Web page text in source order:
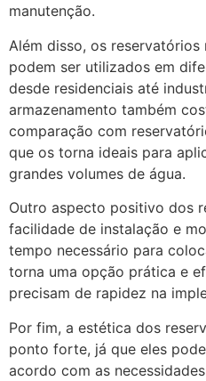
manutenção.
Além disso, os
podem ser utilizados em
desde residenciais até
armazenamento também
comparação com
que os torna ideais para
grandes volumes de água.
Outro aspecto positivo dos
facilidade de instalação e
tempo necessário para
torna uma opção prática e
precisam de rapidez na
Por fim, a estética dos
ponto forte, já que eles
acordo com as